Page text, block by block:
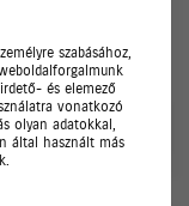
szabásához,
és elemező
vonatkozó
olyan adatokkal,
által használt más